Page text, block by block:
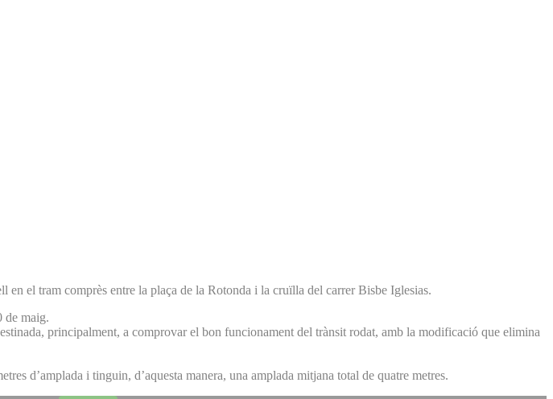
el tram comprès entre la plaça de la Rotonda i la cruïlla del carrer Bisbe Iglesias.
de maig.
principalment, a comprovar el bon funcionament del trànsit rodat, amb la modificació que elimina
d’amplada i tinguin, d’aquesta manera, una amplada mitjana total de quatre metres.